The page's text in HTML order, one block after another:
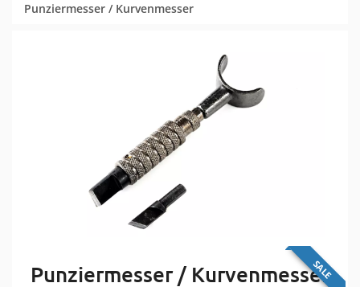
Punziermesser / Kurvenmesser
SALE
Punziermesser / Kurvenmesser